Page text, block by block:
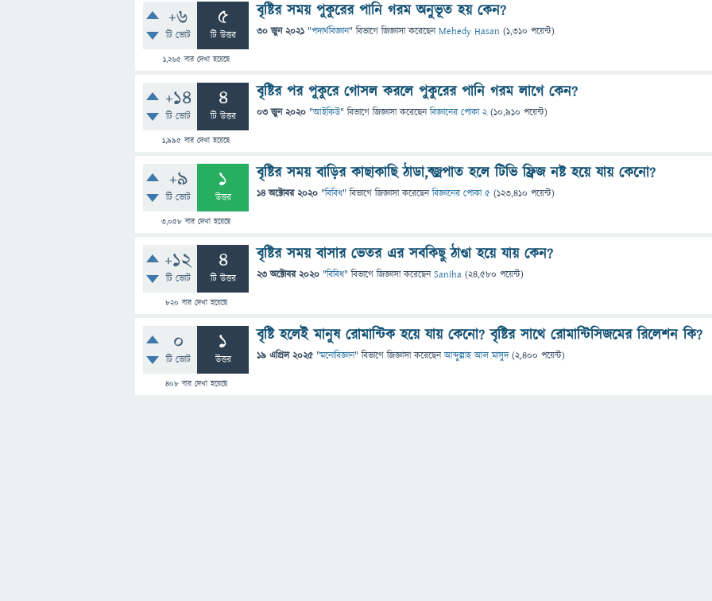
+6
টি ভোট
5
টি উত্তর
1,265বার দেখা হয়েছে
বৃষ্টির সময় পুকুরের পানি গরম অনুভূত হয় কেন?
30 জুন 2021 "পদার্থবিজ্ঞান" বিভাগে জিজ্ঞাসাকরেছেনMehedy Hasan (1,310 পয়েন্ট)
+14
টি ভোট
4
টি উত্তর
1,995 বার দেখা হয়েছে
বৃষ্টির পর পুকুরে গোসল করলে পুকুরের পানি গরম লাগে কেন?
03 জুন 2020 "আইকিউ" বিভাগে জিজ্ঞাসাকরেছেনবিজ্ঞানের পোকা 2 (10,910 পয়েন্ট)
+9
টি ভোট
1
উত্তর
3,058 বার দেখা হয়েছে
বৃষ্টির সময় বাড়ির কাছাকাছি ঠাডা,ব্জ্রপাত হলে টিভি ফ্রিজ নষ্ট হয়ে যায় কেনো?
14 অক্টোবর 2020 "বিবিধ" বিভাগে জিজ্ঞাসাকরেছেনবিজ্ঞানের পোকা ৫ (123,410 পয়েন্ট)
+12
টি ভোট
4
টি উত্তর
820 বার দেখা হয়েছে
বৃষ্টির সময় বাসার ভেতর এর সবকিছু ঠাণ্ডা হয়ে যায় কেন?
23 অক্টোবর 2020 "বিবিধ" বিভাগে জিজ্ঞাসাকরেছেনSaniha (24,580 পয়েন্ট)
0
টি ভোট
1
উত্তর
408বার দেখা হয়েছে
বৃষ্টি হলেই মানুষ রোমান্টিক হয়ে যায় কেনো? বৃষ্টির সাথে রোমান্টিসিজমের রিলেশন কি?
19 এপ্রিল 2025 "মনোবিজ্ঞান" বিভাগে জিজ্ঞাসাকরেছেনআব্দুল্লাহ আল মাসুদ (2,400 পয়েন্ট)